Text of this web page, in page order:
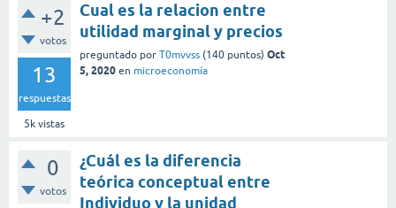
+2
votos
13
respuestas
5k vistas
Cual es la relacion entre
utilidad marginal y precios
preguntado por T0mvvss (140 puntos) Oct
5, 2020 en microeconomía
0
votos
¿Cuál es la diferencia
teórica conceptual entre
Individuo y la unidad